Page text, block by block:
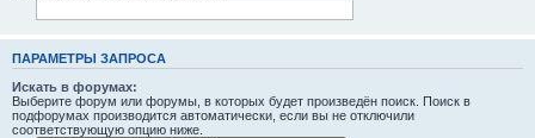
ПАРАМЕТРЫ ЗАПРОСА
Искать в форумах:
Выберите форум или форумы, в которых будет произведён поиск. Поиск в
подфорумах производится автоматически, если вы не отключили
соответствующую опцию ниже.